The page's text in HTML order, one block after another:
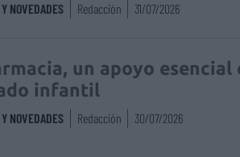
NOVEDADES Redacción 31/07/2026
un apoyo esencial
infantil
NOVEDADES Redacción 30/07/2026